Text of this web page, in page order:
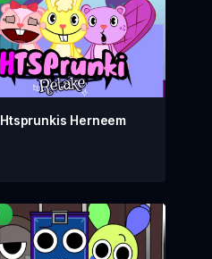
Htsprunkis Herneem